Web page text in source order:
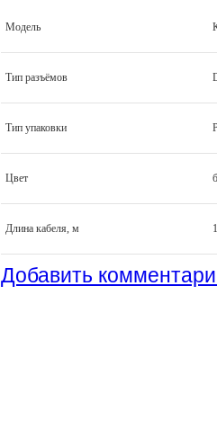
Модель
Тип разъёмов
Тип упаковки
Цвет
Длина кабеля, м
Добавить